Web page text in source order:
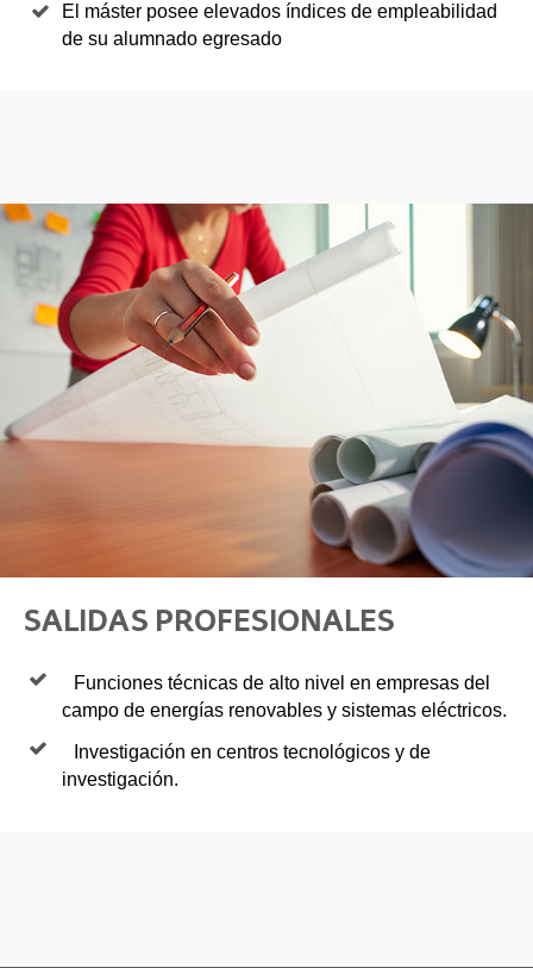
El máster posee elevados índices de empleabilidad
de su alumnado egresado
SALIDAS PROFESIONALES
Funciones técnicas de alto nivel en empresas del
campo de energías renovables y sistemas eléctricos.
Investigación en centros tecnológicos y de
investigación.